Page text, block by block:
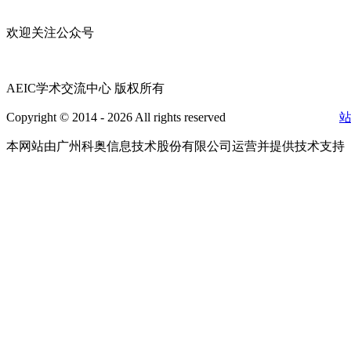
欢迎关注公众号
AEIC学术交流中心 版权所有
Copyright © 2014 - 2026 All rights reserved
本网站由广州科奥信息技术股份有限公司运营并提供技术支持